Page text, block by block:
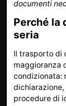
+41 (0)22 362
documenti
Perché la
seria
Il trasporto di
maggioranza
condizionata:
procedure di